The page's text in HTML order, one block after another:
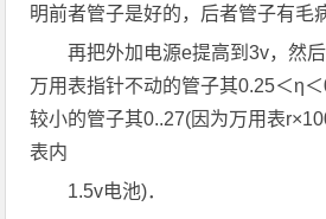
明前者管子是好的，后者管子有毛
再把外加电源e提高到3v，然
万用表指针不动的管子其0.25＜η
较小的管子其0..27(因为万用表
表内
1.5v电池)．